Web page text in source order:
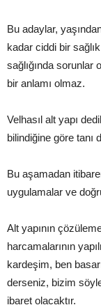
Bu adaylar,
kadar ciddi bir
sağlığında
bir anlamı olmaz.
Velhasıl alt yapı
bilindiğine göre tanı
Bu aşamadan
uygulamalar ve
Alt yapının
harcamalarının
kardeşim, ben
derseniz, bizim
ibaret olacaktır.